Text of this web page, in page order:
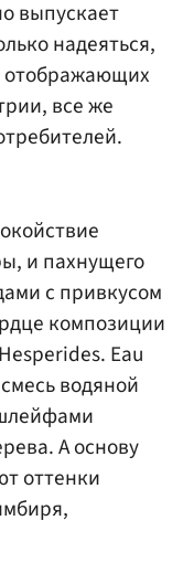
выпускает
надеяться,
отображающих
все же
и пахнущего
с привкусом
композиции
Eau
водяной
А основу
оттенки